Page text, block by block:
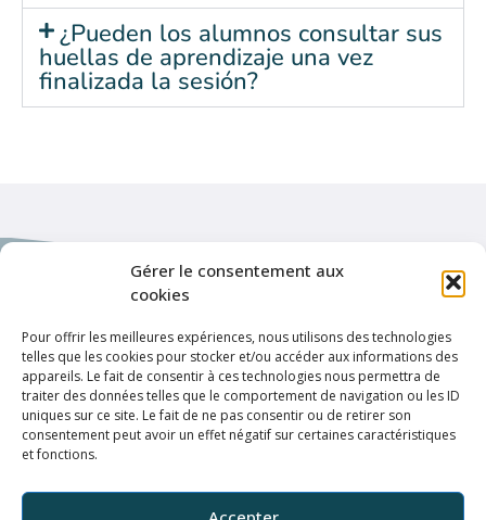
Gérer le consentement aux
cookies
Pour offrir les meilleures expériences, nous utilisons des technologies
telles que les cookies pour stocker et/ou accéder aux informations des
appareils. Le fait de consentir à ces technologies nous permettra de
traiter des données telles que le comportement de navigation ou les ID
uniques sur ce site. Le fait de ne pas consentir ou de retirer son
consentement peut avoir un effet négatif sur certaines caractéristiques
et fonctions.
¿Pueden los alumnos consultar sus
huellas de aprendizaje una vez
finalizada la sesión?
Enlaces de interés
Política de privacidad
Condiciones de uso